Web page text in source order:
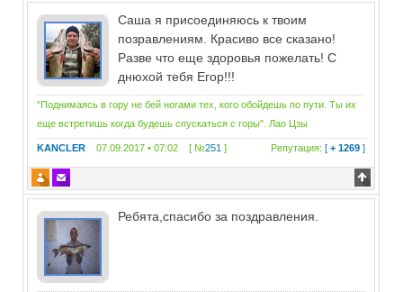
Саша я присоединяюсь к твоим
позравлениям. Красиво все сказано!
Разве что еще здоровья пожелать! С
днюхой тебя Егор!!!
"Поднимаясь в гору не бей ногами тех, кого обойдешь по пути. Ты их
еще встретишь когда будешь спускаться с горы". Лао Цзы
KANCLER 07.09.2017 • 07:02 [ №251 ] Репутация: [+ 1269 ]
Ребята,спасибо за поздравления.